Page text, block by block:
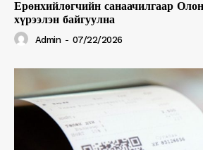
Ерөнхийлөгчийн санаачилгаар
хүрээлэн байгуулна
Admin - 07/22/2026